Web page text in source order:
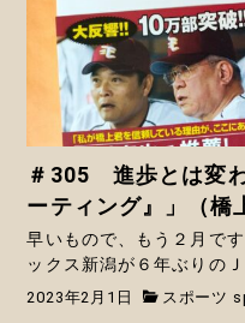
＃305 進歩とは変
ーティング』」（橋
早いもので、もう２月で
ックス新潟が６年ぶりの
2023年2月1日 スポーツ